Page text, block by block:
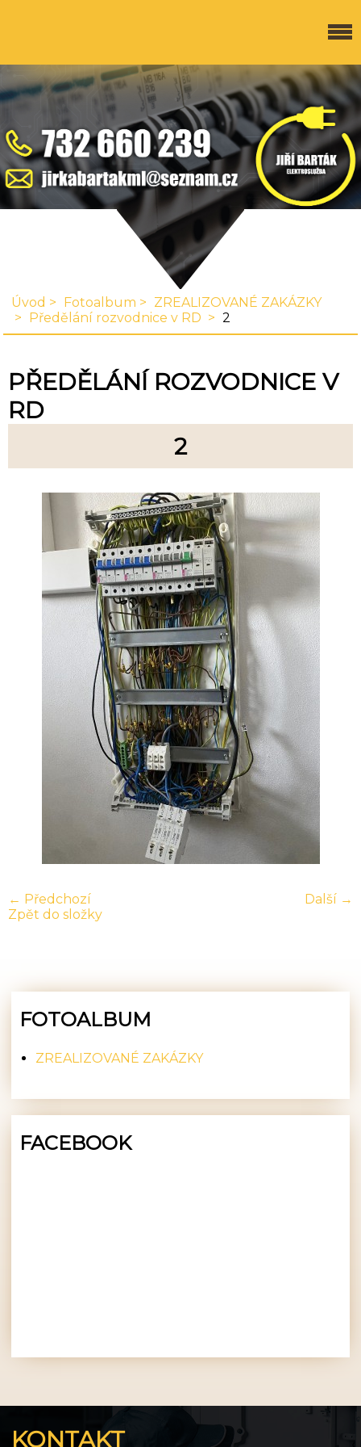
Úvod Fotoalbum
ZREALIZOVANÉ ZAKÁZKY
Předělání rozvodnice v RD
2
PŘEDĚLÁNÍ ROZVODNICE V
RD
2
← Předchozí
Další →
Zpět do složky
FOTOALBUM
ZREALIZOVANÉ ZAKÁZKY
FACEBOOK
KONTAKT